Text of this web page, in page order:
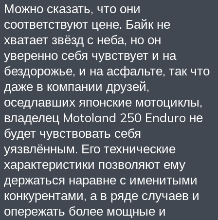
Можно сказать, что они
соответствуют цене. Байк не
хватает звёзд с неба, но он
уверенно себя чувствует и на
бездорожье, и на асфальте, так что
даже в компании друзей,
оседлавших японские мотоциклы,
владелец Motoland 250 Enduro не
будет чувствовать себя
уязвлённым. Его технические
характеристики позволяют ему
держаться наравне с именитыми
конкурентами, а в ряде случаев и
опережать более мощные и